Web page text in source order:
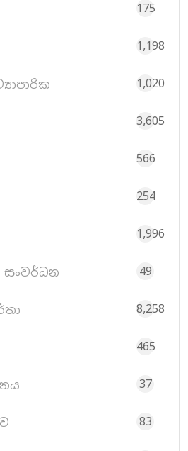
175
1,198
1,020
3,605
566
254
1,996
49
8,258
465
37
83